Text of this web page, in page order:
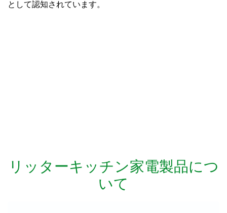
として認知されています。
リッターキッチン家電製品につ
いて